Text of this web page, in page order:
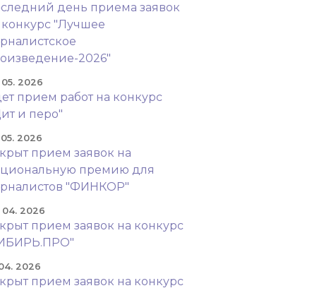
день приема заявок
конкурс "Лучшее
2026"
05. 2026
прием работ на конкурс
и перо"
05. 2026
прием заявок на
премию для
"ФИНКОР"
04. 2026
прием заявок на конкурс
2026
прием заявок на конкурс